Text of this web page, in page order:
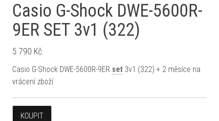
Casio G-Shock DWE-5600R-
9ER SET 3v1 (322)
5 790 Kč
Casio G-Shock DWE-5600R-9ER set 3v1 (322) + 2 měsíce na
vrácení zboží
KOUPIT